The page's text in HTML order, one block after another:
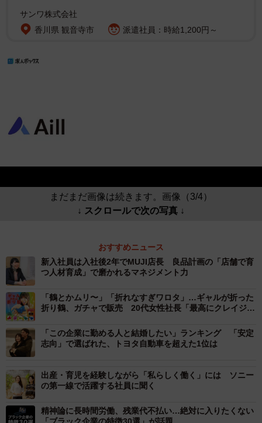
サンワ株式会社
香川県 観音寺市
派遣社員：時給1,200円～
まだまだ画像は続きます。画像（3/4）
↓ スクロールで次の写真 ↓
おすすめニュース
新入社員は入社後2年でMUJI店長 良品計画の「店舗で育
つ人材育成」で磨かれるマネジメント力
「鶴とかムリ〜」「折れなすぎワロタ」…ギャルが折った
折り鶴、ガチャで販売 20代女性社長「最高にクレイジー
「この企業に勤める人と結婚したい」ランキング 「安定
志向」で選ばれた、トヨタ自動車を超えた1位は
出産・育児を経験しながら「私らしく働く」には ソニー
の第一線で活躍する社員に聞く
精神論に長時間労働、残業代不払い…絶対に入りたくない